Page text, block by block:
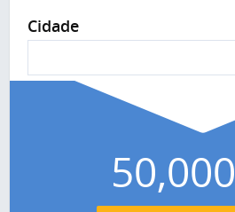
Cidade
50,000